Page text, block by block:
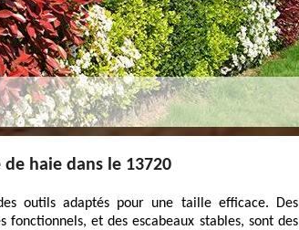
haie dans le 13720
outils adaptés pour une taille efficace. Des
fonctionnels, et des escabeaux stables, sont des